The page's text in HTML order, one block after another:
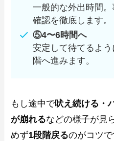
一般的な外出時間
確認を徹底します。
⑤4〜6時間へ
安定して待てるよ
階へ進みます。
もし途中で吠え続ける・
が崩れるなどの様子が見
めず1段階戻るのがコツで